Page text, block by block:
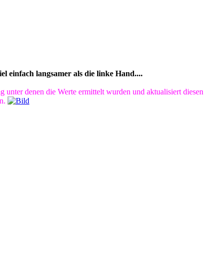
einfach langsamer als die linke Hand....
denen die Werte ermittelt wurden und aktualisiert diesen